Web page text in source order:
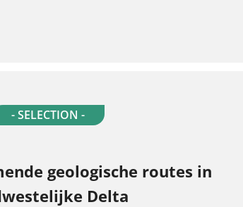
- SELECTION -
geologische routes in
Delta